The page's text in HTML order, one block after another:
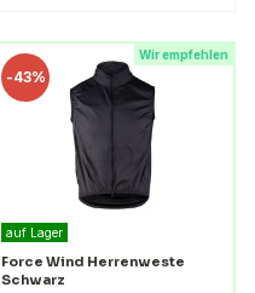
Wir empfehlen
-43%
auf Lager
Force Wind Herrenweste
Schwarz